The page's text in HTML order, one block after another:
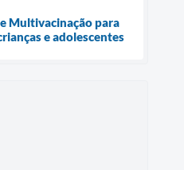
Multivacinação para
e adolescentes